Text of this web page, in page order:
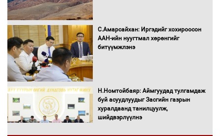
С.Амарсайхан: Иргэдийг хохироосон
ААН-ийн нуугтмал хөрөнгийг
битүүмжлэнэ
Н.Номтойбаяр: Аймгуудад тулгамдаж
буй асуудлуудыг Засгийн газрын
хуралдаанд танилцуулж,
шийдвэрлүүлнэ